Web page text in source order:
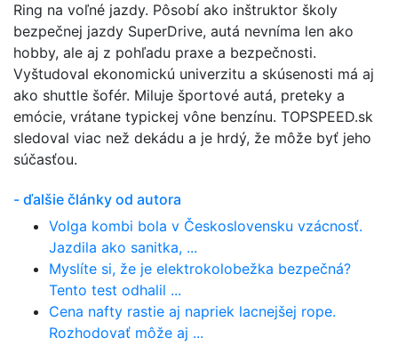
Ring na voľné jazdy. Pôsobí ako inštruktor školy
bezpečnej jazdy SuperDrive, autá nevníma len ako
hobby, ale aj z pohľadu praxe a bezpečnosti.
Vyštudoval ekonomickú univerzitu a skúsenosti má aj
ako shuttle šofér. Miluje športové autá, preteky a
emócie, vrátane typickej vône benzínu. TOPSPEED.sk
sledoval viac než dekádu a je hrdý, že môže byť jeho
súčasťou.
- ďalšie články od autora
Volga kombi bola v Československu vzácnosť.
Jazdila ako sanitka, ...
Myslíte si, že je elektrokolobežka bezpečná?
Tento test odhalil ...
Cena nafty rastie aj napriek lacnejšej rope.
Rozhodovať môže aj ...